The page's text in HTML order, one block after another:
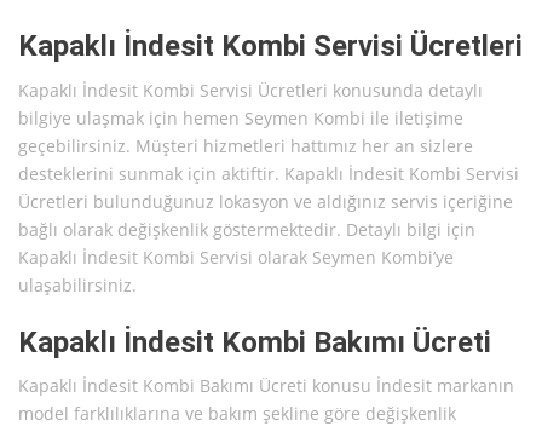
Kapaklı İndesit Kombi Servisi Ücretleri
Kapaklı İndesit Kombi Servisi Ücretleri konusunda detaylı
bilgiye ulaşmak için hemen Seymen Kombi ile iletişime
geçebilirsiniz. Müşteri hizmetleri hattımız her an sizlere
desteklerini sunmak için aktiftir. Kapaklı İndesit Kombi Servisi
Ücretleri bulunduğunuz lokasyon ve aldığınız servis içeriğine
bağlı olarak değişkenlik göstermektedir. Detaylı bilgi için
Kapaklı İndesit Kombi Servisi olarak Seymen Kombi’ye
ulaşabilirsiniz.
Kapaklı İndesit Kombi Bakımı Ücreti
Kapaklı İndesit Kombi Bakımı Ücreti konusu İndesit markanın
model farklılıklarına ve bakım şekline göre değişkenlik